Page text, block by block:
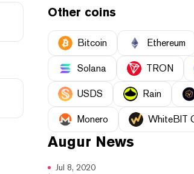
Other coins
Bitcoin Ethereum
Solana TRON
USDS Rain
Monero WhiteBIT
Augur News
Jul 8, 2020